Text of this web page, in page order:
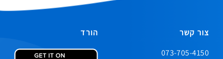
צור קשר
073-705-4150
הורד